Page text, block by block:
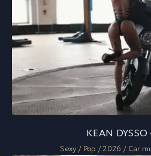
KEAN DYSSO
Sexy / Pop / 2026 / Car